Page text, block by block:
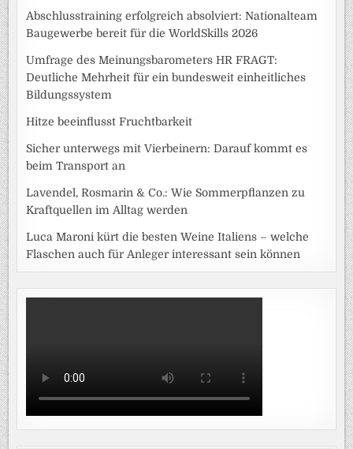
Abschlusstraining erfolgreich absolviert: Nationalteam
Baugewerbe bereit für die WorldSkills 2026
Umfrage des Meinungsbarometers HR FRAGT:
Deutliche Mehrheit für ein bundesweit einheitliches
Bildungssystem
Hitze beeinflusst Fruchtbarkeit
Sicher unterwegs mit Vierbeinern: Darauf kommt es
beim Transport an
Lavendel, Rosmarin & Co.: Wie Sommerpflanzen zu
Kraftquellen im Alltag werden
Luca Maroni kürt die besten Weine Italiens – welche
Flaschen auch für Anleger interessant sein können